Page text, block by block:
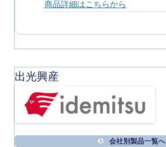
商品詳細はこちらから
出光興産
会社別製品一覧へ